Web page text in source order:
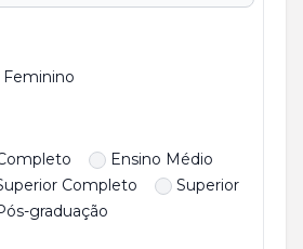
Feminino
Ensino Médio
Completo
Superior
graduação